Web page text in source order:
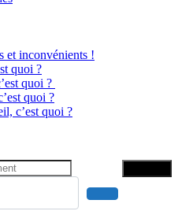
et inconvénients !
quoi ?
quoi ?
quoi ?
c’est quoi ?
Search